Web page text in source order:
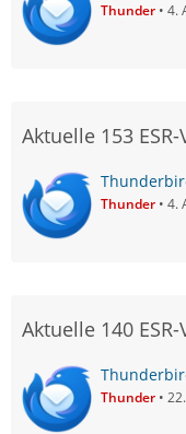
Thunder 4.
Aktuelle 153
Thunder 4.
Aktuelle 140
Thunder